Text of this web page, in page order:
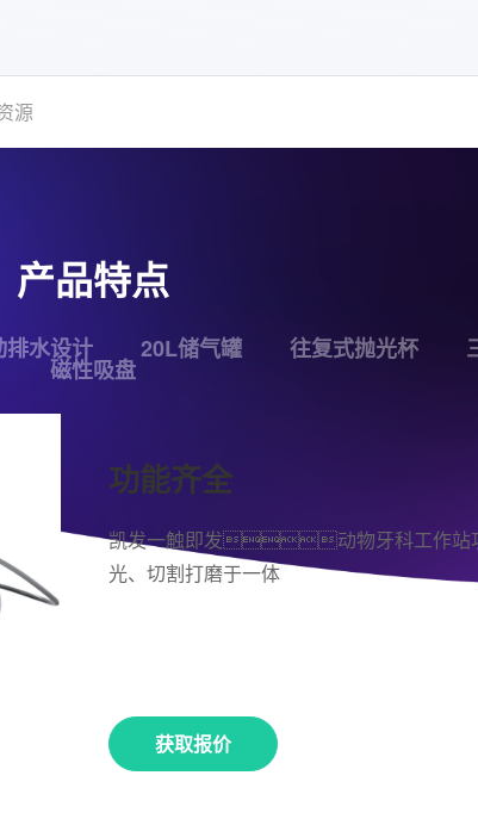
源
产品特点
排水设计 20L储气罐 往复式抛光杯
磁性吸盘
功能齐全
凯发一触即发动物牙科工作站
光、切割打磨于一体
获取报价